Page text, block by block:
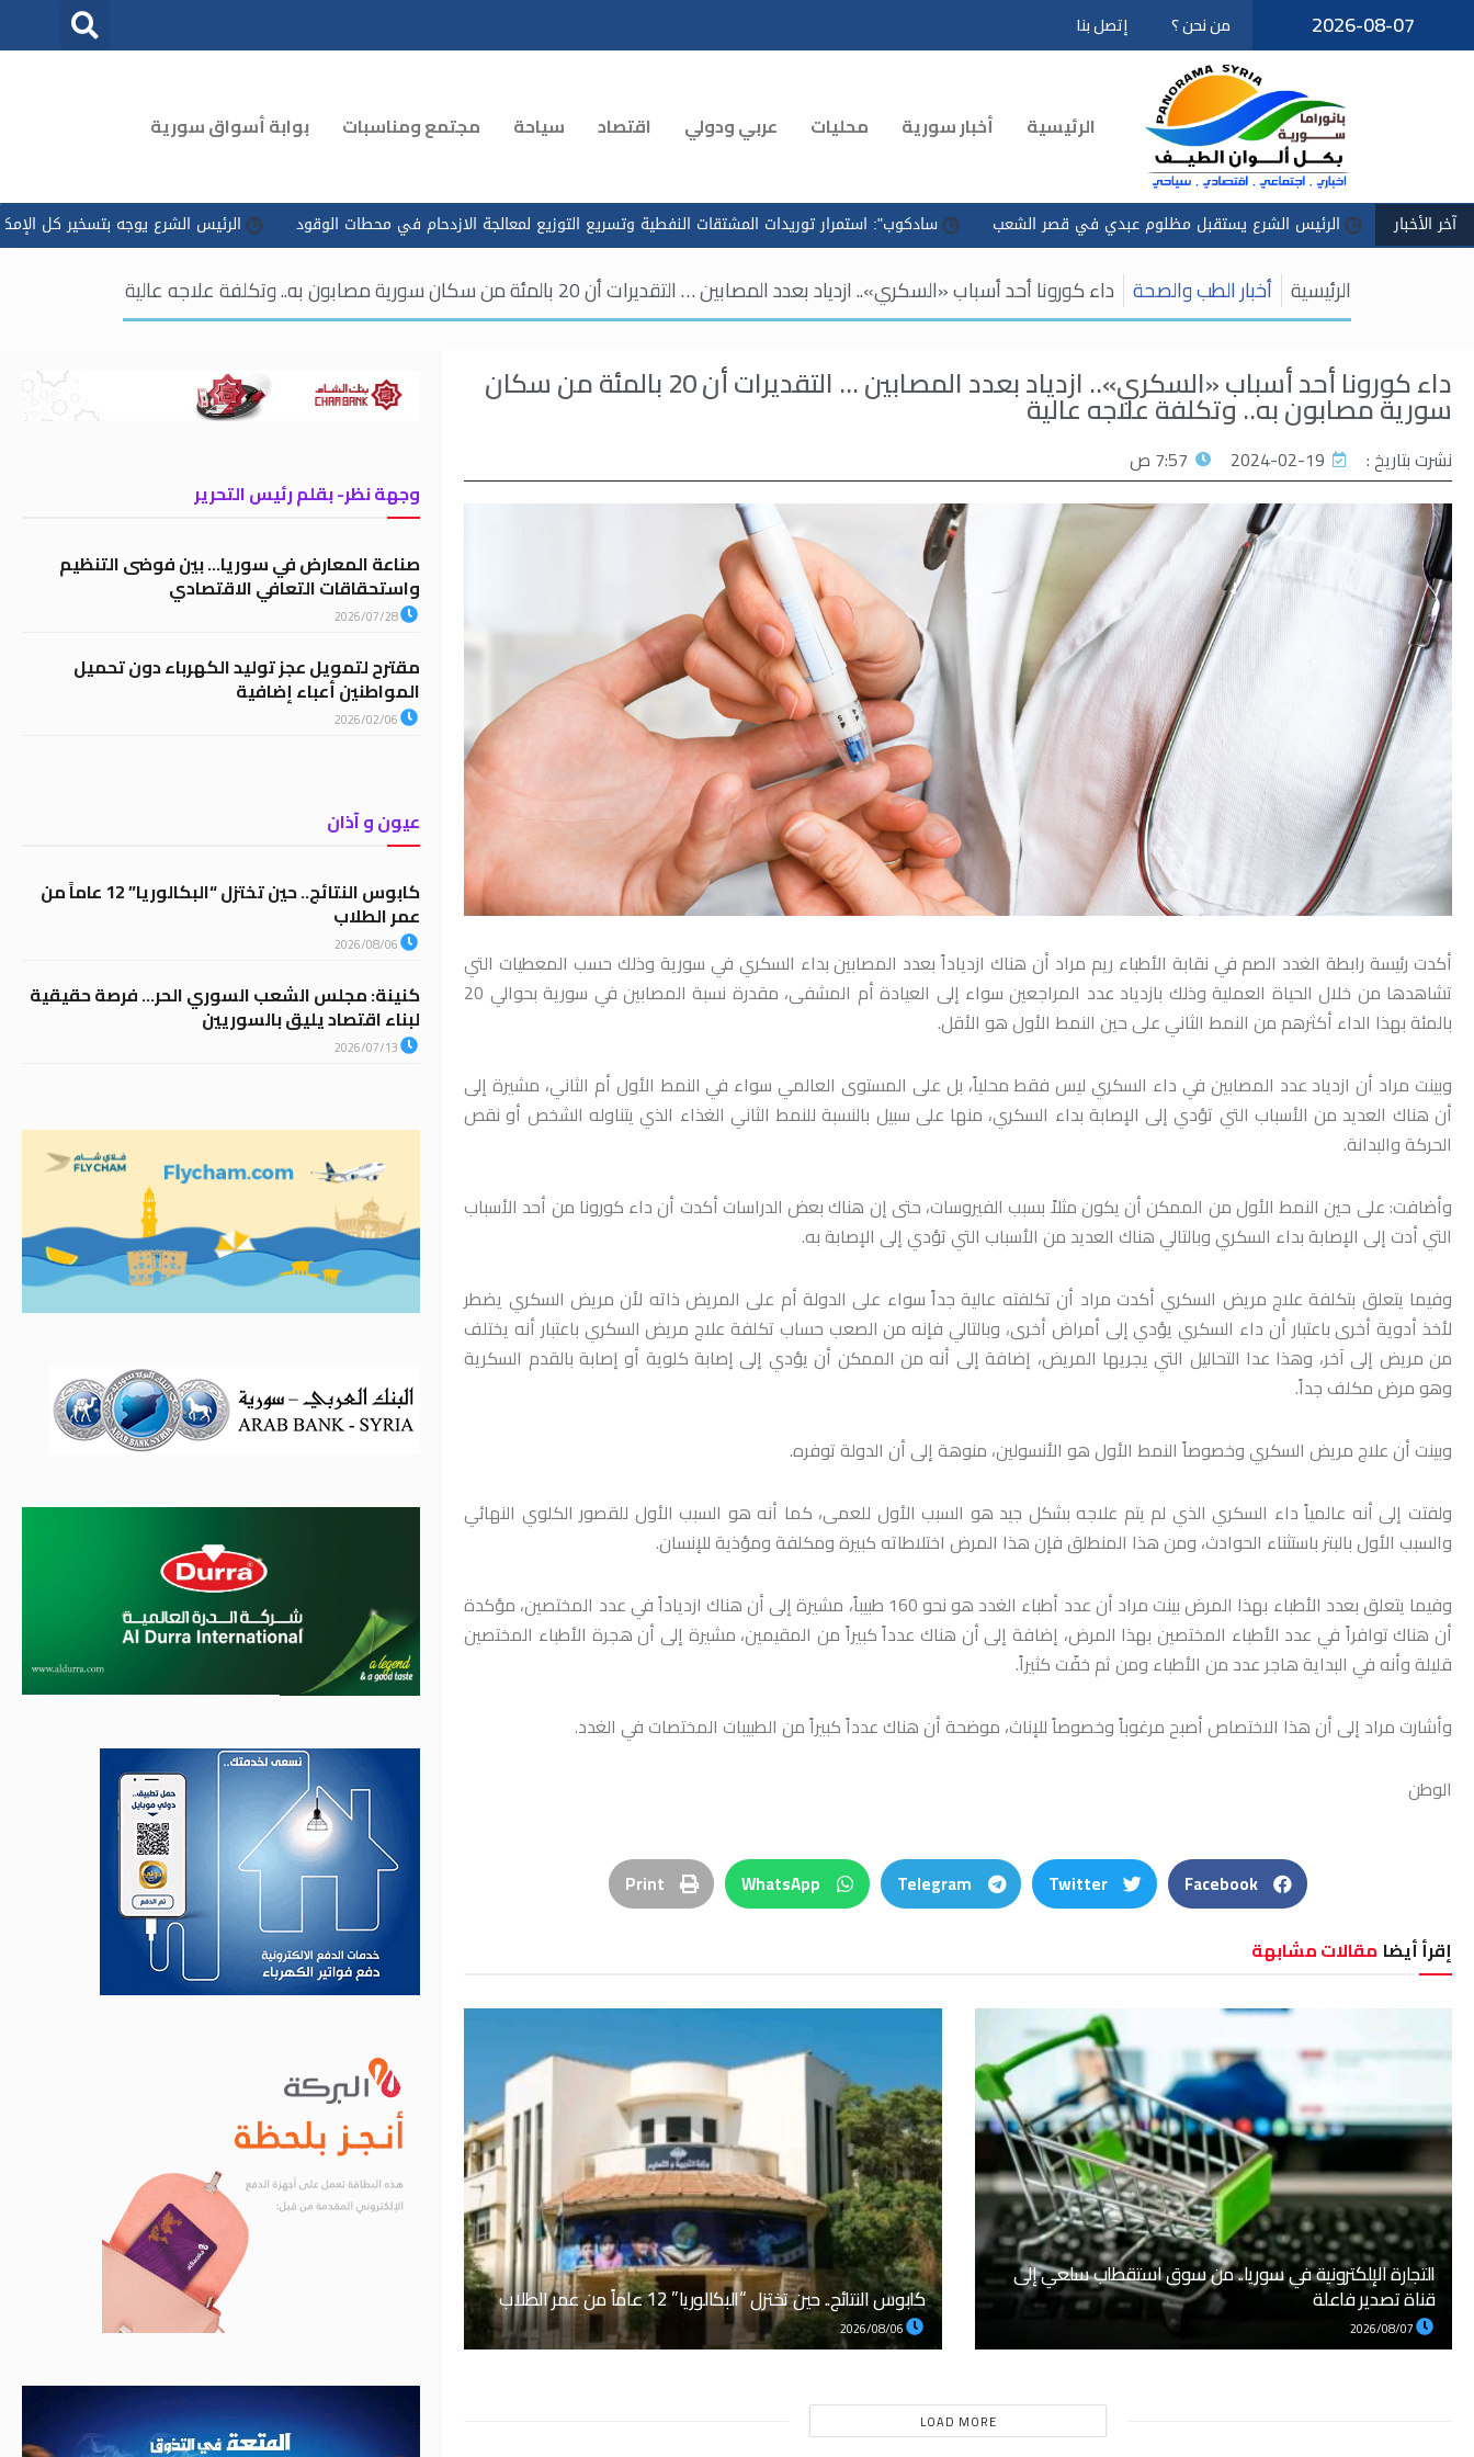
تخطى
2026-08-07 من نحن ؟ إتصل بنا
الرئيسية أخبار سورية محليات عربي ودولي اقتصاد سياحة مجتمع ومناسبات بوابة أسواق سورية
آخر الأخبار
الرئيس الشرع يستقبل مظلوم عبدي في قصر الشعب سادكوب": استمرار توريدات المشتقات النفطية وتسريع التوزيع لمعالجة الازدحام في محطات الوقود الرئيس الشرع يوجه بتسخير كل الإمكانات للتعامل
الرئيسية أخبار الطب والصحة داء كورونا أحد أسباب «السكري».. ازدياد بعدد المصابين … التقديرات أن 20 بالمئة من سكان سورية مصابون به.. وتكلفة علاجه عالية
داء كورونا أحد أسباب «السكري».. ازدياد بعدد المصابين … التقديرات أن 20 بالمئة من سكان
سورية مصابون به.. وتكلفة علاجه عالية
نشرت بتاريخ : 2024-02-19 7:57 ص
أكدت رئيسة رابطة الغدد الصم في نقابة الأطباء ريم مراد أن هناك ازدياداً بعدد المصابين بداء السكري في سورية وذلك حسب المعطيات التي
تشاهدها من خلال الحياة العملية وذلك بازدياد عدد المراجعين سواء إلى العيادة أم المشفى، مقدرة نسبة المصابين في سورية بحوالي 20
بالمئة بهذا الداء أكثرهم من النمط الثاني على حين النمط الأول هو الأقل.
وبينت مراد أن ازدياد عدد المصابين في داء السكري ليس فقط محلياً، بل على المستوى العالمي سواء في النمط الأول أم الثاني، مشيرة إلى
أن هناك العديد من الأسباب التي تؤدي إلى الإصابة بداء السكري، منها على سبيل بالنسبة للنمط الثاني الغذاء الذي يتناوله الشخص أو نقص
الحركة والبدانة.
وأضافت: على حين النمط الأول من الممكن أن يكون مثلاً بسبب الفيروسات، حتى إن هناك بعض الدراسات أكدت أن داء كورونا من أحد الأسباب
التي أدت إلى الإصابة بداء السكري وبالتالي هناك العديد من الأسباب التي تؤدي إلى الإصابة به.
وفيما يتعلق بتكلفة علاج مريض السكري أكدت مراد أن تكلفته عالية جداً سواء على الدولة أم على المريض ذاته لأن مريض السكري يضطر
لأخذ أدوية أخرى باعتبار أن داء السكري يؤدي إلى أمراض أخرى، وبالتالي فإنه من الصعب حساب تكلفة علاج مريض السكري باعتبار أنه يختلف
من مريض إلى آخر، وهذا عدا التحاليل التي يجريها المريض، إضافة إلى أنه من الممكن أن يؤدي إلى إصابة كلوية أو إصابة بالقدم السكرية
وهو مرض مكلف جداً.
وبينت أن علاج مريض السكري وخصوصاً النمط الأول هو الأنسولين، منوهة إلى أن الدولة توفره.
ولفتت إلى أنه عالمياً داء السكري الذي لم يتم علاجه بشكل جيد هو السبب الأول للعمى، كما أنه هو السبب الأول للقصور الكلوي النهائي
والسبب الأول بالبتر باستثناء الحوادث، ومن هذا المنطلق فإن هذا المرض اختلاطاته كبيرة ومكلفة ومؤذية للإنسان.
وفيما يتعلق بعدد الأطباء بهذا المرض بينت مراد أن عدد أطباء الغدد هو نحو 160 طبيباً، مشيرة إلى أن هناك ازدياداً في عدد المختصين، مؤكدة
أن هناك توافراً في عدد الأطباء المختصين بهذا المرض، إضافة إلى أن هناك عدداً كبيراً من المقيمين، مشيرة إلى أن هجرة الأطباء المختصين
قليلة وأنه في البداية هاجر عدد من الأطباء ومن ثم خفّت كثيراً.
وأشارت مراد إلى أن هذا الاختصاص أصبح مرغوباً وخصوصاً للإناث، موضحة أن هناك عدداً كبيراً من الطبيبات المختصات في الغدد.
الوطن
Facebook
Twitter
Telegram
WhatsApp
Print
إقرأ أيضا مقالات مشابهة
التجارة الإلكترونية في سوريا.. من سوق استقطاب سلعي إلى
قناة تصدير فاعلة كابوس النتائج.. حين تختزل “البكالوريا” 12 عاماً من عمر الطلاب
LOAD MORE
وجهة نظر- بقلم رئيس التحرير
صناعة المعارض في سوريا… بين فوضى التنظيم
واستحقاقات التعافي الاقتصادي
2026/07/28
مقترح لتمويل عجز توليد الكهرباء دون تحميل
المواطنين أعباء إضافية
2026/02/06
عيون و آذان
كابوس النتائج.. حين تختزل “البكالوريا” 12 عاماً من
عمر الطلاب
2026/08/06
كنينة: مجلس الشعب السوري الحر… فرصة حقيقية
لبناء اقتصاد يليق بالسوريين
2026/07/13